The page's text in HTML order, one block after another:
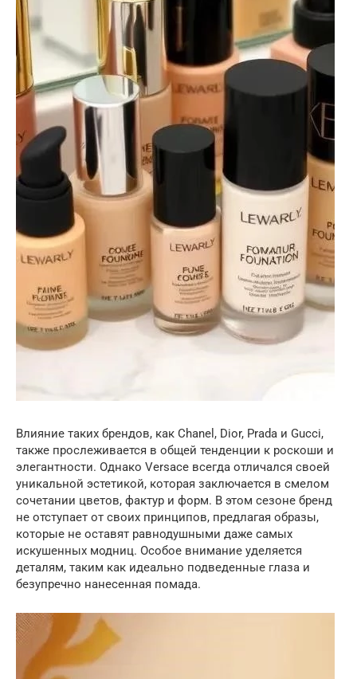
Влияние таких брендов, как Chanel, Dior, Prada и Gucci,
также прослеживается в общей тенденции к роскоши и
элегантности. Однако Versace всегда отличался своей
уникальной эстетикой, которая заключается в смелом
сочетании цветов, фактур и форм. В этом сезоне бренд
не отступает от своих принципов, предлагая образы,
которые не оставят равнодушными даже самых
искушенных модниц. Особое внимание уделяется
деталям, таким как идеально подведенные глаза и
безупречно нанесенная помада.